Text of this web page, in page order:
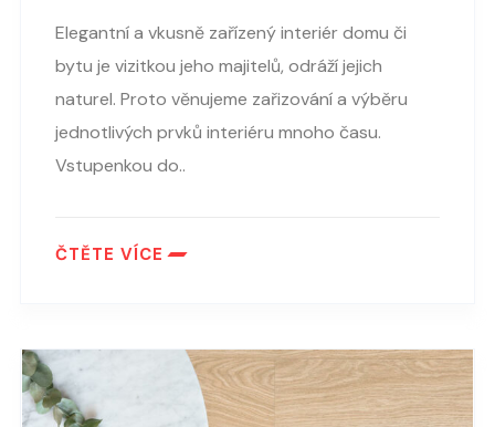
Elegantní a vkusně zařízený interiér domu či
bytu je vizitkou jeho majitelů, odráží jejich
naturel. Proto věnujeme zařizování a výběru
jednotlivých prvků interiéru mnoho času.
Vstupenkou do..
ČTĚTE VÍCE